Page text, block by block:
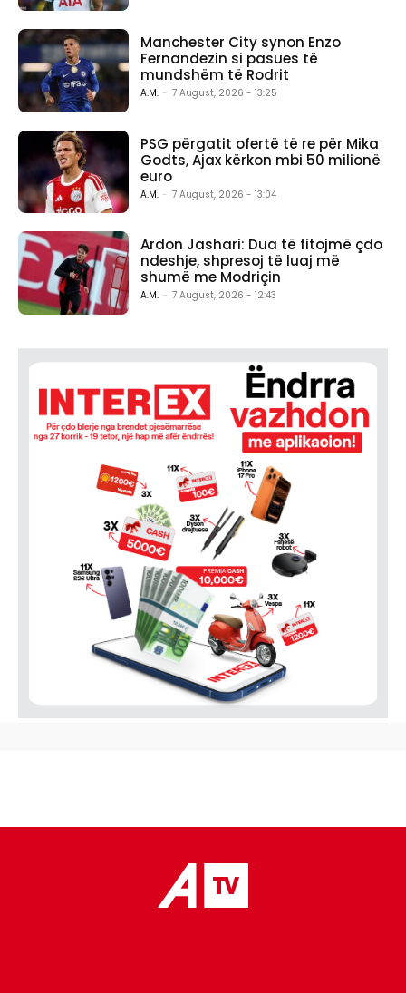
Manchester City synon Enzo
Fernandezin si pasues të
mundshëm të Rodrit
A.M. - 7 August, 2026 - 13:25
PSG përgatit ofertë të re për Mika
Godts, Ajax kërkon mbi 50 milionë
euro
A.M. - 7 August, 2026 - 13:04
Ardon Jashari: Dua të fitojmë çdo
ndeshje, shpresoj të luaj më
shumë me Modriçin
A.M. - 7 August, 2026 - 12:43